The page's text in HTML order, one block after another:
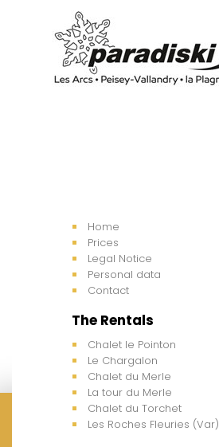
Home
Prices
Legal Notice
Personal data
Contact
The Rentals
Chalet le Pointon
Le Chargalon
Chalet du Merle
La tour du Merle
Chalet du Torchet
Les Roches Fleuries (Var)